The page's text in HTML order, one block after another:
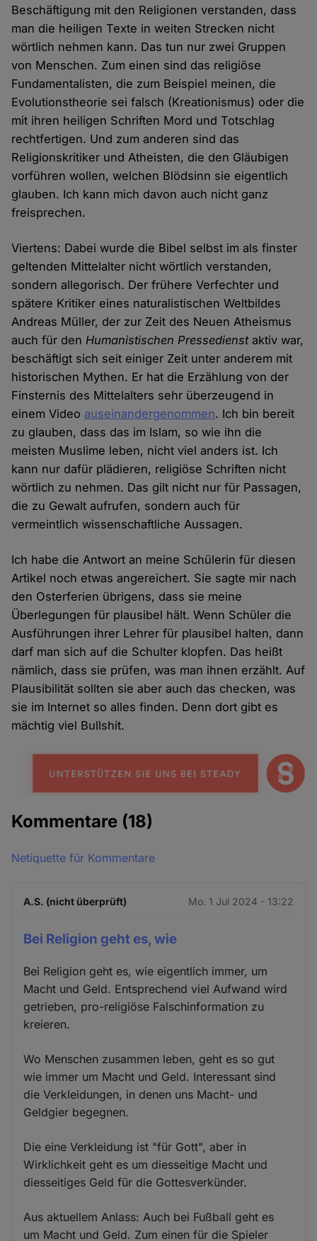
Beschäftigung mit den Religionen verstanden, dass
man die heiligen Texte in weiten Strecken nicht
wörtlich nehmen kann. Das tun nur zwei Gruppen
von Menschen. Zum einen sind das religiöse
Fundamentalisten, die zum Beispiel meinen, die
Evolutionstheorie sei falsch (Kreationismus) oder die
mit ihren heiligen Schriften Mord und Totschlag
rechtfertigen. Und zum anderen sind das
Religionskritiker und Atheisten, die den Gläubigen
vorführen wollen, welchen Blödsinn sie eigentlich
glauben. Ich kann mich davon auch nicht ganz
freisprechen.
Viertens: Dabei wurde die Bibel selbst im als finster
geltenden Mittelalter nicht wörtlich verstanden,
sondern allegorisch. Der frühere Verfechter und
spätere Kritiker eines naturalistischen Weltbildes
Andreas Müller, der zur Zeit des Neuen Atheismus
auch für denHumanistischen Pressedienstaktiv war,
beschäftigt sich seit einiger Zeit unter anderem mit
historischen Mythen. Er hat die Erzählung von der
Finsternis des Mittelalters sehr überzeugend in
einem Video auseinandergenommen. Ich bin bereit
zu glauben, dass das im Islam, so wie ihn die
meisten Muslime leben, nicht viel anders ist. Ich
kann nur dafür plädieren, religiöse Schriften nicht
wörtlich zu nehmen. Das gilt nicht nur für Passagen,
die zu Gewalt aufrufen, sondern auch für
vermeintlich wissenschaftliche Aussagen.
Ich habe die Antwort an meine Schülerin für diesen
Artikel noch etwas angereichert. Sie sagte mir nach
den Osterferien übrigens, dass sie meine
Überlegungen für plausibel hält. Wenn Schüler die
Ausführungen ihrer Lehrer für plausibel halten, dann
darf man sich auf die Schulter klopfen. Das heißt
nämlich, dass sie prüfen, was man ihnen erzählt. Auf
Plausibilität sollten sie aber auch das checken, was
sie im Internet so alles finden. Denn dort gibt es
mächtig viel Bullshit.
Kommentare (18)
Netiquette für Kommentare
A.S. (nicht überprüft) Mo. 1 Jul 2024 - 13:22
Bei Religion geht es, wie
Bei Religion geht es, wie eigentlich immer, um
Macht und Geld. Entsprechend viel Aufwand wird
getrieben, pro-religiöse Falschinformation zu
kreieren.
Wo Menschen zusammen leben, geht es so gut
wie immer um Macht und Geld. Interessant sind
die Verkleidungen, in denen uns Macht- und
Geldgier begegnen.
Die eine Verkleidung ist "für Gott", aber in
Wirklichkeit geht es um diesseitige Macht und
diesseitiges Geld für die Gottesverkünder.
Aus aktuellem Anlass: Auch bei Fußball geht es
um Macht und Geld. Zum einen für die Spieler